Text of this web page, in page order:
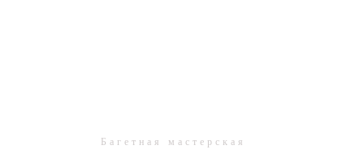
Багетная мастерская